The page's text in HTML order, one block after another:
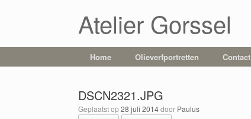
Atelier Gorssel
Home Olieverfportretten Contact
DSCN2321.JPG
Geplaatst op28 juli 2014door Paulus